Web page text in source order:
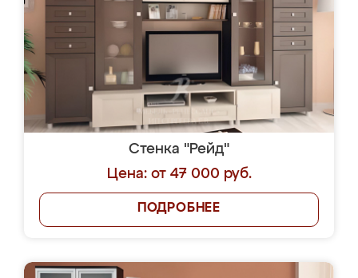
Стенка "Рейд"
Цена: от 47 000 руб.
ПОДРОБНЕЕ